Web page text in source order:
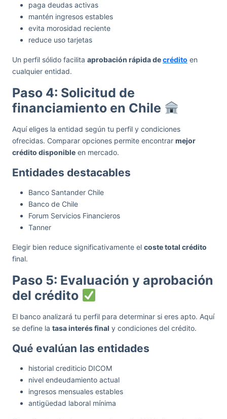
paga deudas activas
mantén ingresos estables
evita morosidad reciente
reduce uso tarjetas
Un perfil sólido facilita aprobación rápida decrédito en
cualquier entidad.
Paso 4: Solicitud de
financiamiento en Chile
Aquí eliges la entidad según tu perfil y condiciones
ofrecidas. Comparar opciones permite encontrar mejor
crédito disponible en mercado.
Entidades destacables
Banco Santander Chile
Banco de Chile
Forum Servicios Financieros
Tanner
Elegir bien reduce significativamente el coste total crédito
final.
Paso 5: Evaluación y aprobación
del crédito
El banco analizará tu perfil para determinar si eres apto. Aquí
se define la tasa interés final y condiciones del crédito.
Qué evalúan las entidades
historial crediticio DICOM
nivel endeudamiento actual
ingresos mensuales estables
antigüedad laboral mínima